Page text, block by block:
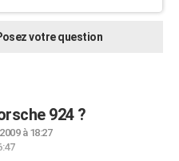
votre question
924 ?
à 18:27